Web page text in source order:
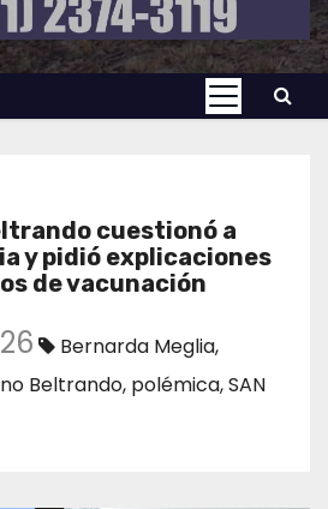
cuestionó a
y pidió explicaciones
de vacunación
Bernarda Meglia,
Beltrando, polémica,SAN